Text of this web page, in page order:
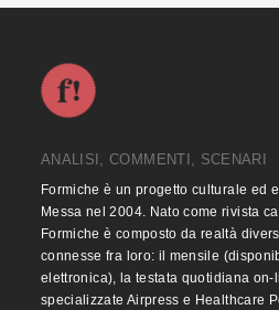
ANALISI, COMMENTI, SCENARI
Formiche è un progetto culturale ed
Messa nel 2004. Nato come rivista
Formiche è composto da realtà
connesse fra loro: il mensile
elettronica), la testata quotidiana
specializzate Airpress e Healthcare